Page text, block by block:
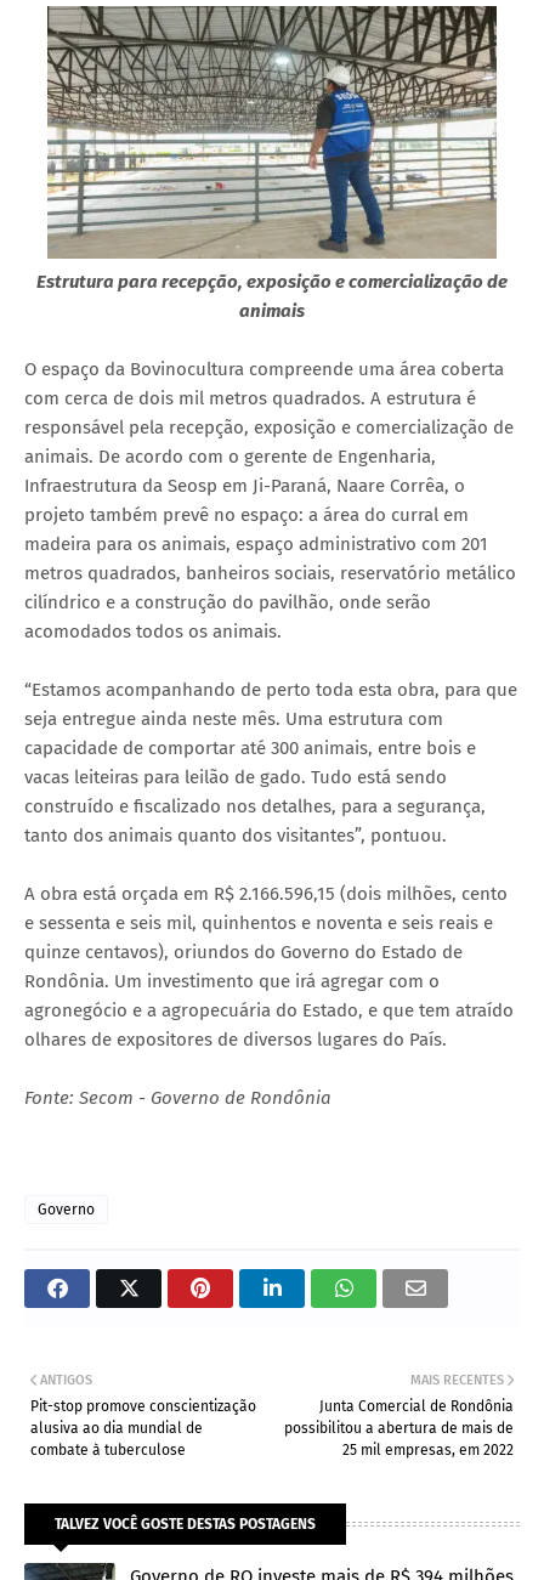
Estrutura para recepção, exposição e comercialização de
animais
O espaço da Bovinocultura compreende uma área coberta
com cerca de dois mil metros quadrados. A estrutura é
responsável pela recepção, exposição e comercialização de
animais. De acordo com o gerente de Engenharia,
Infraestrutura da Seosp em Ji-Paraná, Naare Corrêa, o
projeto também prevê no espaço: a área do curral em
madeira para os animais, espaço administrativo com 201
metros quadrados, banheiros sociais, reservatório metálico
cilíndrico e a construção do pavilhão, onde serão
acomodados todos os animais.
“Estamos acompanhando de perto toda esta obra, para que
seja entregue ainda neste mês. Uma estrutura com
capacidade de comportar até 300 animais, entre bois e
vacas leiteiras para leilão de gado. Tudo está sendo
construído e fiscalizado nos detalhes, para a segurança,
tanto dos animais quanto dos visitantes”, pontuou.
A obra está orçada em R$ 2.166.596,15 (dois milhões, cento
e sessenta e seis mil, quinhentos e noventa e seis reais e
quinze centavos), oriundos do Governo do Estado de
Rondônia. Um investimento que irá agregar com o
agronegócio e a agropecuária do Estado, e que tem atraído
olhares de expositores de diversos lugares do País.
Fonte: Secom - Governo de Rondônia
Governo
MAIS RECENTES
Junta Comercial de Rondônia
possibilitou a abertura de mais de
25 mil empresas, em 2022
ANTIGOS
Pit-stop promove conscientização
alusiva ao dia mundial de
combate à tuberculose
TALVEZ VOCÊ GOSTE DESTAS POSTAGENS